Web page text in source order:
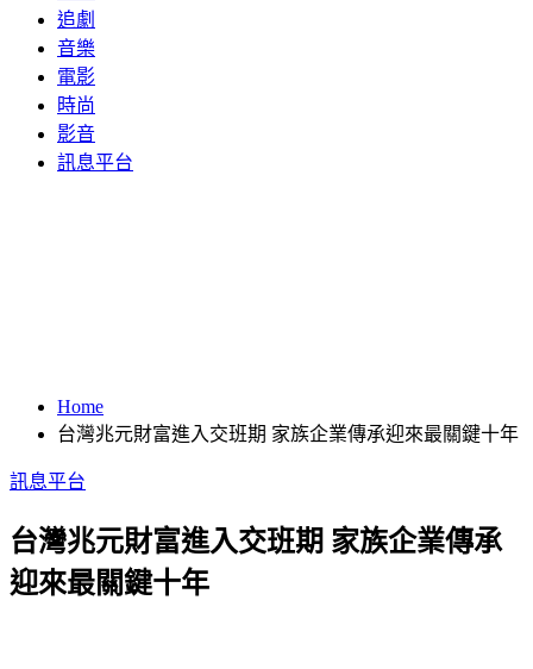
追劇
音樂
電影
時尚
影音
訊息平台
Home
台灣兆元財富進入交班期 家族企業傳承迎來最關鍵十年
訊息平台
台灣兆元財富進入交班期 家族企業傳承
迎來最關鍵十年